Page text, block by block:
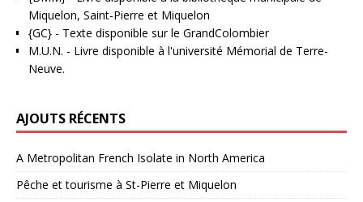
Miquelon, Saint-Pierre et Miquelon
{GC} - Texte disponible sur le GrandColombier
M.U.N. - Livre disponible à l'université Mémorial de Terre-
Neuve.
AJOUTS RÉCENTS
A Metropolitan French Isolate in North America
Pêche et tourisme à St-Pierre et Miquelon